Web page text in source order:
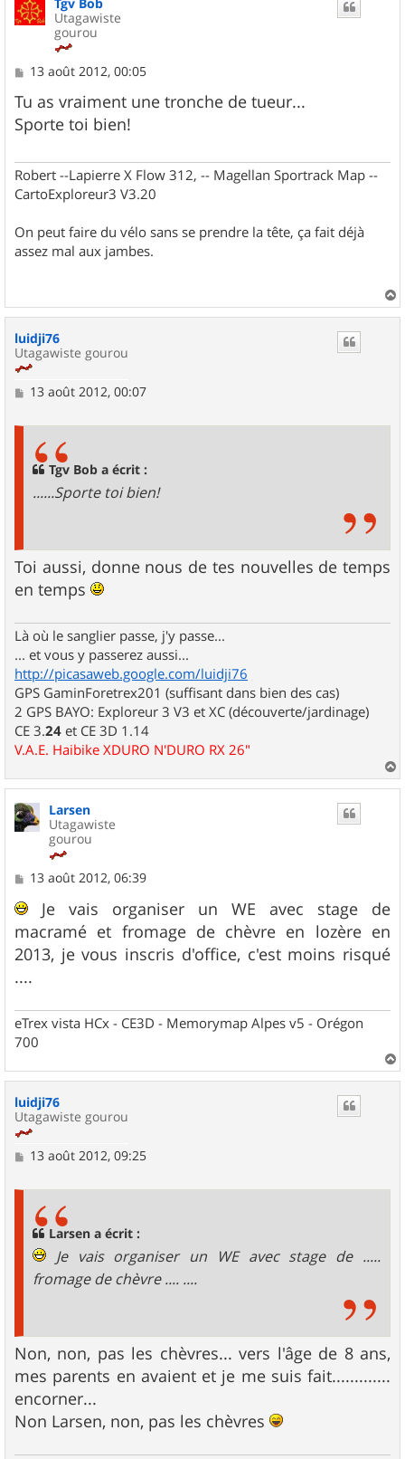
Utagawiste
gourou
M
s
s
a
13 août 2012, 00:05
Tu as vraiment une tronche de tueur...
Sporte toi bien!
Robert --Lapierre X Flow 312, -- Magellan Sportrack Map --
CartoExploreur3 V3.20
On peut faire du vélo sans se prendre la tête, ça fait déjà
assez mal aux jambes.
a
luidji76
Utagawiste gourou
M13 août 2012, 00:07
Tgv Bob a écrit :
......Sporte toi bien!
Toi aussi, donne nous de tes nouvelles de temps
en temps
Là où le sanglier passe, j'y passe...
... et vous y passerez aussi...
http://picasaweb.google.com/luidji76
GPS GaminForetrex201 (suffisant dans bien des cas)
2 GPS BAYO: Exploreur 3 V3 et XC (découverte/jardinage)
CE 3.24 et CE 3D 1.14
V.A.E. Haibike XDURO N'DURO RX 26"
a
Larsen
Utagawiste
gourou
M
s
a
g
e
13 août 2012, 06:39
Je vais organiser un WE avec stage de
macramé et fromage de chèvre en lozère en
2013, je vous inscris d'office, c'est moins risqué
....
eTrex vista HCx - CE3D - Memorymap Alpes v5 - Orégon
700
a
luidji76
Utagawiste gourou
M13 août 2012, 09:25
Larsen a écrit :
Je vais organiser un WE avec stage de .....
fromage de chèvre .... ....
Non, non, pas les chèvres... vers l'âge de 8 ans,
mes parents en avaient et je me suis fait.............
encorner...
Non Larsen, non, pas les chèvres